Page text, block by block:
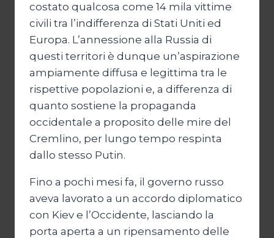
costato qualcosa come 14 mila vittime
civili tra l’indifferenza di Stati Uniti ed
Europa. L’annessione alla Russia di
questi territori è dunque un’aspirazione
ampiamente diffusa e legittima tra le
rispettive popolazioni e, a differenza di
quanto sostiene la propaganda
occidentale a proposito delle mire del
Cremlino, per lungo tempo respinta
dallo stesso Putin.
Fino a pochi mesi fa, il governo russo
aveva lavorato a un accordo diplomatico
con Kiev e l’Occidente, lasciando la
porta aperta a un ripensamento delle